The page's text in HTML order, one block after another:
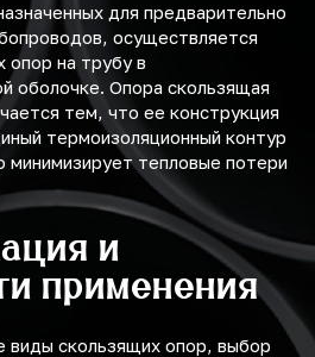
для предварительно
осуществляется
опор на трубу в
оболочке. Опора скользящая
тем, что ее конструкция
термоизоляционный контур
минимизирует тепловые потери
и
применения
виды скользящих опор, выбор